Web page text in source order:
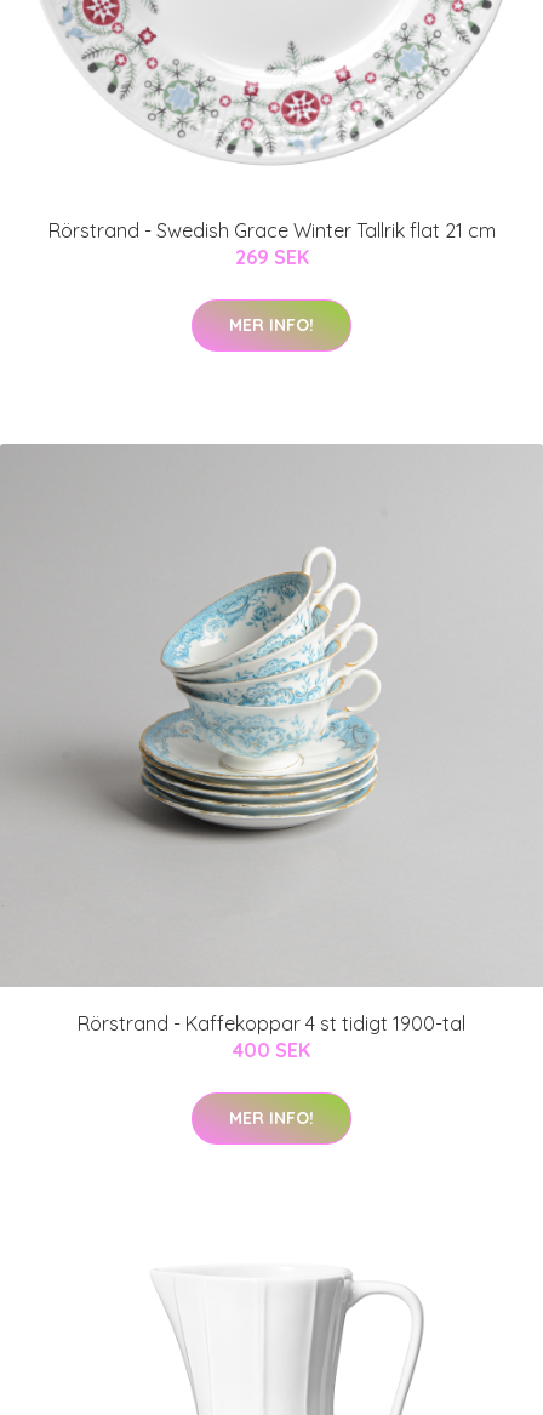
Rörstrand - Swedish Grace Winter Tallrik flat 21 cm
269 SEK
MER INFO!
Rörstrand - Kaffekoppar 4 st tidigt 1900-tal
400 SEK
MER INFO!